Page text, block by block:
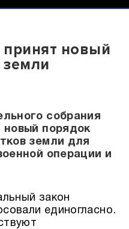
новый
собрания
новый порядок
земли для
операции и
закон
единогласно.